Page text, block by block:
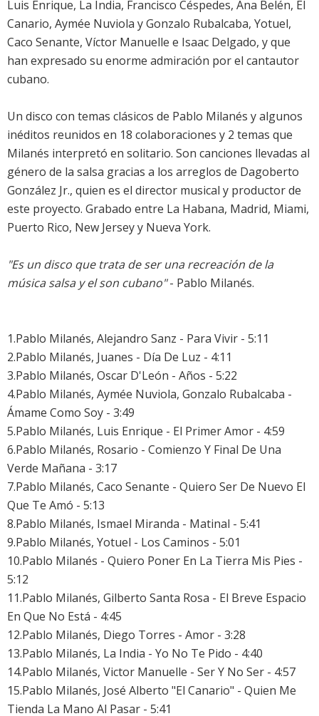
Luis Enrique, La India, Francisco Céspedes, Ana Belén, El
Canario, Aymée Nuviola y Gonzalo Rubalcaba, Yotuel,
Caco Senante, Víctor Manuelle e Isaac Delgado, y que
han expresado su enorme admiración por el cantautor
cubano.
Un disco con temas clásicos de Pablo Milanés y algunos
inéditos reunidos en 18 colaboraciones y 2 temas que
Milanés interpretó en solitario. Son canciones llevadas al
género de la salsa gracias a los arreglos de Dagoberto
González Jr., quien es el director musical y productor de
este proyecto. Grabado entre La Habana, Madrid, Miami,
Puerto Rico, New Jersey y Nueva York.
"Es un disco que trata de ser una recreación de la
música salsa y el son cubano"- Pablo Milanés.
1.Pablo Milanés, Alejandro Sanz - Para Vivir - 5:11
2.Pablo Milanés, Juanes - Día De Luz - 4:11
3.Pablo Milanés, Oscar D'León - Años - 5:22
4.Pablo Milanés, Aymée Nuviola, Gonzalo Rubalcaba -
Ámame Como Soy - 3:49
5.Pablo Milanés, Luis Enrique - El Primer Amor - 4:59
6.Pablo Milanés, Rosario - Comienzo Y Final De Una
Verde Mañana - 3:17
7.Pablo Milanés, Caco Senante - Quiero Ser De Nuevo El
Que Te Amó - 5:13
8.Pablo Milanés, Ismael Miranda - Matinal - 5:41
9.Pablo Milanés, Yotuel - Los Caminos - 5:01
10.Pablo Milanés - Quiero Poner En La Tierra Mis Pies -
5:12
11.Pablo Milanés, Gilberto Santa Rosa - El Breve Espacio
En Que No Está - 4:45
12.Pablo Milanés, Diego Torres - Amor - 3:28
13.Pablo Milanés, La India - Yo No Te Pido - 4:40
14.Pablo Milanés, Victor Manuelle - Ser Y No Ser - 4:57
15.Pablo Milanés, José Alberto "El Canario" - Quien Me
Tienda La Mano Al Pasar - 5:41